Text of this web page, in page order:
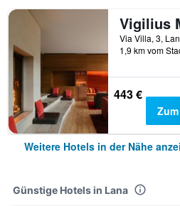
1,9 km vom
443 €
Weitere Hotels in der Nähe
Günstige Hotels in Lana